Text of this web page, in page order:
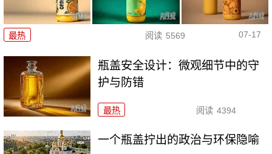
最热 阅读 5569 07-17
瓶盖安全设计：微观细节中的守
护与防错
最热 阅读 4394
一个瓶盖拧出的政治与环保隐喻